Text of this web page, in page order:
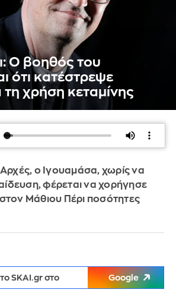
Ο βοηθός του
ότι κατέστρεψε
τη χρήση κεταμίνης
ο Ιγουαμάσα, χωρίς να
φέρεται να χορήγησε
Μάθιου Πέρι ποσότητες
SKAI.gr στο Google